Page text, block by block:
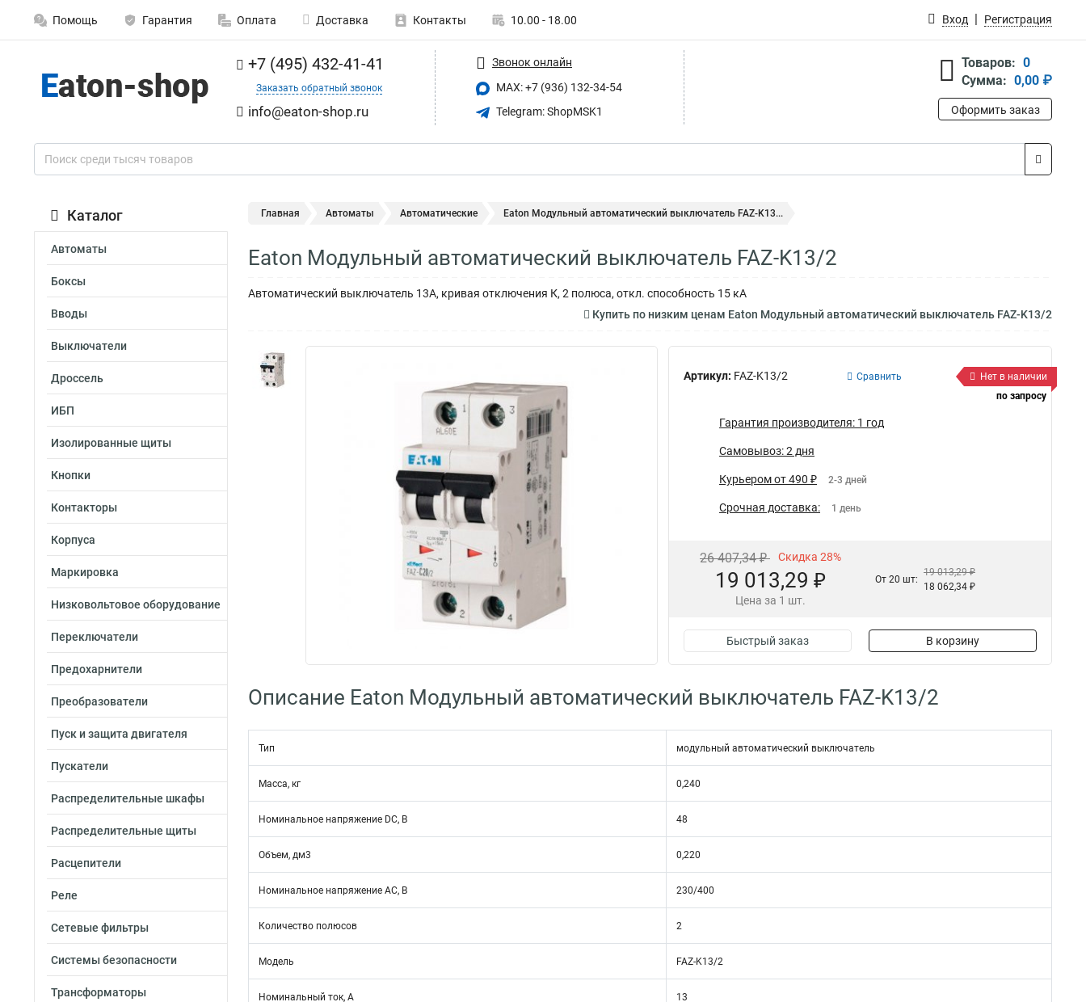
Помощь Гарантия Оплата Доставка Контакты 10.00 - 18.00 Вход Регистрация
+7 (495) 432-41-41
Заказать обратный звонок
info@eaton-shop.ru
Звонок онлайн
MAX: +7 (936) 132-34-54
Telegram: ShopMSK1
Товаров: 0
Сумма: 0,00 ₽
Оформить заказ
Каталог
Автоматы
Боксы
Вводы
Выключатели
Дроссель
ИБП
Изолированные щиты
Кнопки
Контакторы
Корпуса
Маркировка
Низковольтовое оборудование
Переключатели
Предохарнители
Преобразователи
Пуск и защита двигателя
Пускатели
Распределительные шкафы
Распределительные щиты
Расцепители
Реле
Сетевые фильтры
Системы безопасности
Трансформаторы
Главная Автоматы Автоматические Eaton Модульный автоматический выключатель FAZ-K13...
Eaton Модульный автоматический выключатель FAZ-K13/2
Автоматический выключатель 13А, кривая отключения К, 2 полюса, откл. способность 15 кА
Купить по низким ценам Eaton Модульный автоматический выключатель FAZ-K13/2
Артикул: FAZ-K13/2 Сравнить
Нет в наличии
по запросу
Гарантия производителя: 1 год
Самовывоз: 2 дня
Курьером от 490 ₽ 2-3 дней
Срочная доставка: 1 день
26 407,34 ₽ Скидка 28%
19 013,29 ₽
Цена за 1 шт.
От 20 шт:
19 013,29 ₽
18 062,34 ₽
Быстрый заказ В корзину
Описание Eaton Модульный автоматический выключатель FAZ-K13/2
Тип модульный автоматический выключатель
Масса, кг 0,240
Номинальное напряжение DC, В 48
Объем, дм3 0,220
Номинальное напряжение АС, В 230/400
Количество полюсов 2
Модель FAZ-K13/2
Номинальный ток, А 13